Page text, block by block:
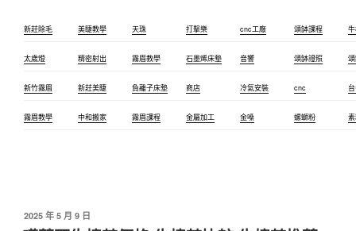
新莊除毛 美睫教學 天珠 打擊樂 cnc工廠 頌缽課程
太歲燈 精密射出 霧眉教學 石墨烯床墊 音響 頌缽證照
新竹霧眉 新莊美睫 負離子床墊 商店 冷氣安裝 cnc
霧眉教學 中和搬家 霧眉課程 金屬加工 金嗓 螺螄粉
發
2025 年 5 月 9 日